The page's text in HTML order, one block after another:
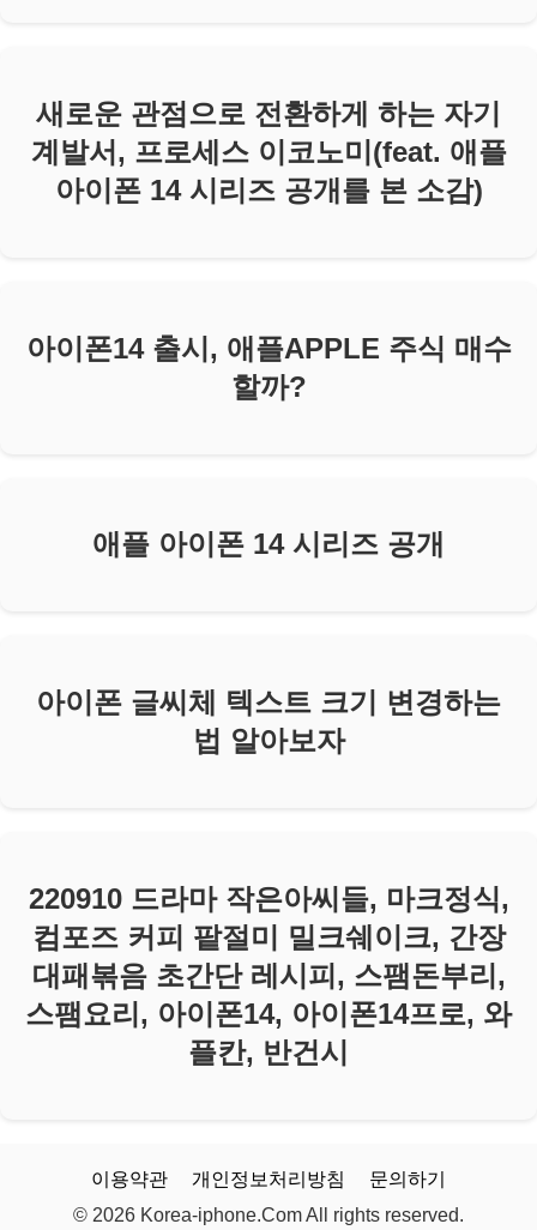
새로운 관점으로 전환하게 하는 자기
계발서, 프로세스 이코노미(feat. 애플
아이폰 14 시리즈 공개를 본 소감)
아이폰14 출시, 애플APPLE 주식 매수
할까?
애플 아이폰 14 시리즈 공개
아이폰 글씨체 텍스트 크기 변경하는
법 알아보자
220910 드라마 작은아씨들, 마크정식,
컴포즈 커피 팥절미 밀크쉐이크, 간장
대패볶음 초간단 레시피, 스팸돈부리,
스팸요리, 아이폰14, 아이폰14프로, 와
플칸, 반건시
이용약관 개인정보처리방침
문의하기
© 2026 Korea-iphone.Com All rights reserved.